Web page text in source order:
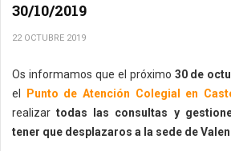
30/10/2019
22 OCTUBRE 2019
Os informamos que el próximo 30 de
el
Punto de Atención Colegial en
realizar todas las consultas y
tener que desplazaros a la sede de